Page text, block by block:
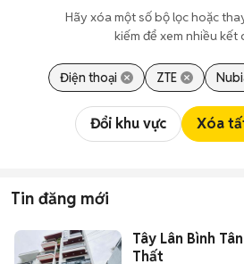
Hãy xóa một số bộ lọc hoặc
kiếm để xem nhiều kết
Điện thoại ZTE
Đổi khu vực Xóa
Tin đăng mới
Tây Lân Bình
Thất